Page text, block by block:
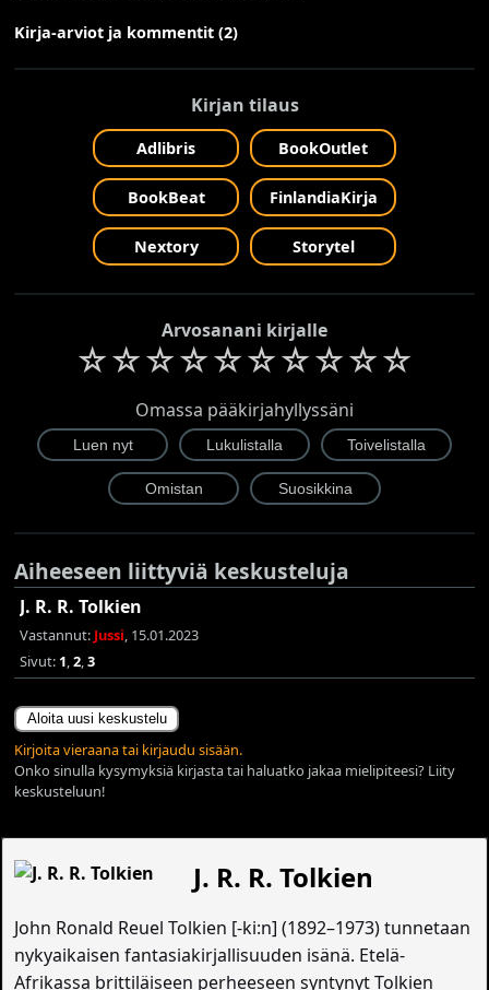
Kirja-arviot ja kommentit (2)
Kirjan tilaus
Adlibris BookOutlet
BookBeat FinlandiaKirja
Nextory Storytel
Arvosanani kirjalle
☆☆☆☆☆☆☆☆☆☆
Omassa pääkirjahyllyssäni
Aiheeseen liittyviä keskusteluja
J. R. R. Tolkien
Vastannut: Jussi , 15.01.2023
Sivut: 1 ,2 ,3
Aloita uusi keskustelu
Kirjoita vieraana tai kirjaudu sisään.
Onko sinulla kysymyksiä kirjasta tai haluatko jakaa mielipiteesi? Liity
keskusteluun!
J. R. R. Tolkien
John Ronald Reuel Tolkien [-ki:n] (1892–1973) tunnetaan
nykyaikaisen fantasiakirjallisuuden isänä. Etelä-
Afrikassa brittiläiseen perheeseen syntynyt Tolkien